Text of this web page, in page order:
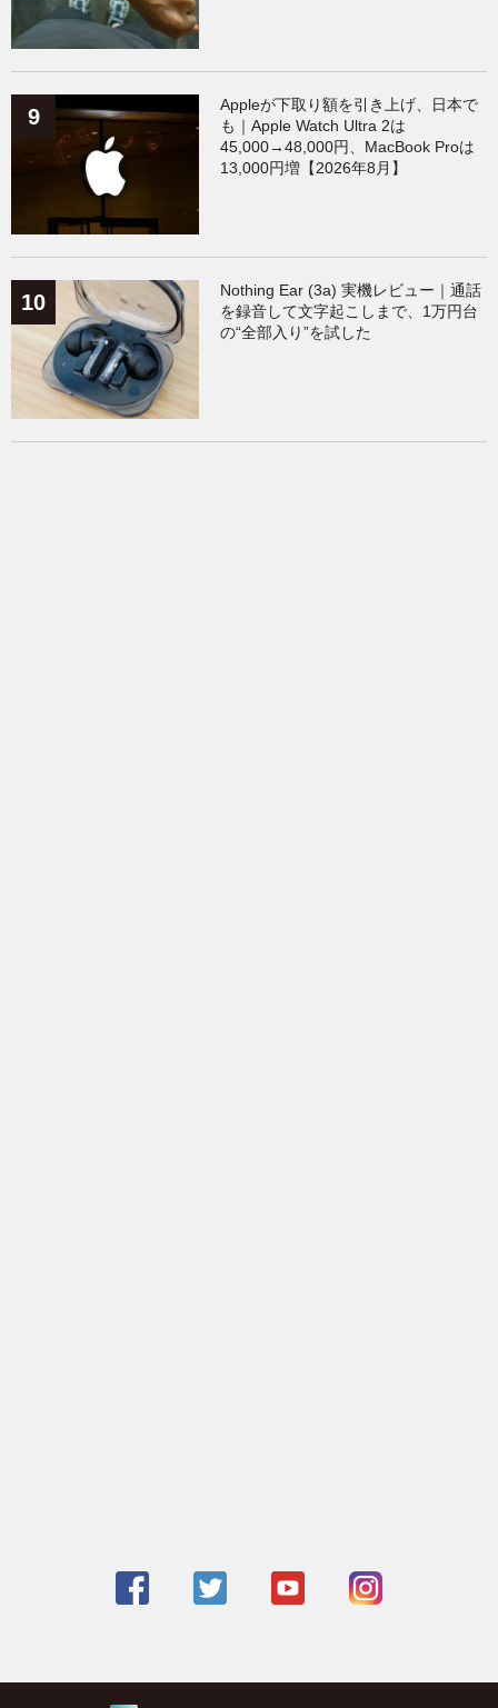
Appleが下取り額を引き上げ、日本で
も｜Apple Watch Ultra 2は
45,000→48,000円、MacBook Proは
13,000円増【2026年8月】
Nothing Ear (3a) 実機レビュー｜通話
を録音して文字起こしまで、1万円台
の“全部入り”を試した